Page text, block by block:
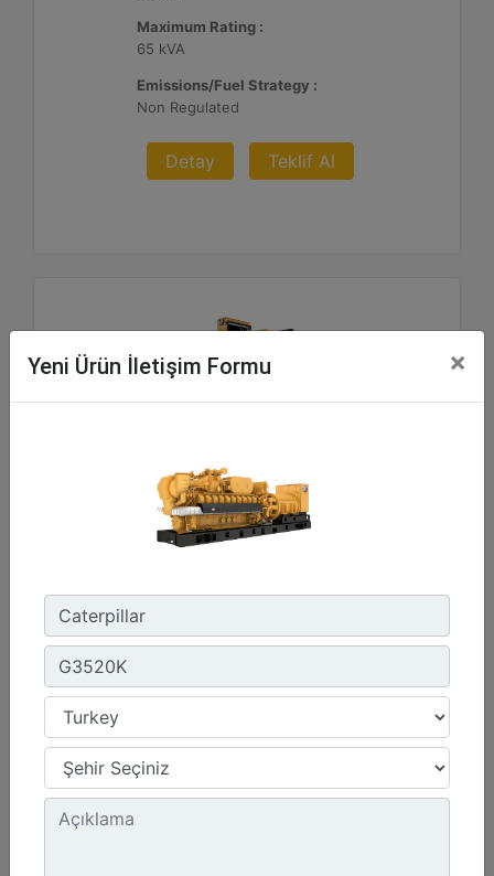
Maximum Rating :
65 kVA
Emissions/Fuel Strategy :
Non Regulated
Detay Teklif Al
C3.3 | DE33E0
Minimum Rating :
30 kVA
33 kVA
Emissions/Fuel Strategy :
Yeni Ürün İletişim Formu ×